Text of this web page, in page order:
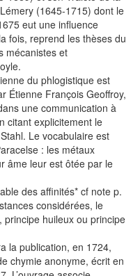
(1645-1715) dont le
eut une influence
fois, reprend les thèses du
mécanistes et
du phlogistique est
Étienne François Geoffroy,
une communication à
citant explicitement le
Le vocabulaire est
: les métaux
âme leur est ôtée par le
des affinités* cf note p.
considérées, le
principe huileux ou principe
la publication, en 1724,
chymie anonyme, écrit en